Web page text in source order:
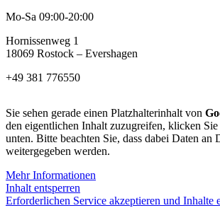
Mo-Sa 09:00-20:00
Hornissenweg 1
18069 Rostock – Evershagen
+49 381 776550
Sie sehen gerade einen Platzhalterinhalt von
den eigentlichen Inhalt zuzugreifen, klicken
unten. Bitte beachten Sie, dass dabei Daten an
weitergegeben werden.
Mehr Informationen
Inhalt entsperren
Erforderlichen Service akzeptieren und Inhalte